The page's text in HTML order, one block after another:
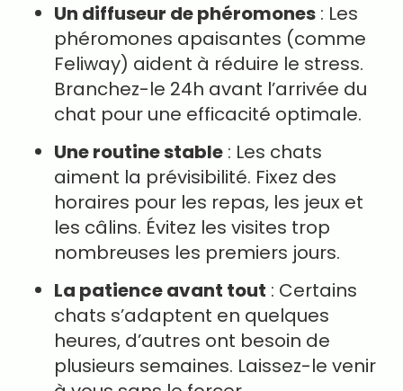
Un diffuseur de phéromones : Les
phéromones apaisantes (comme
Feliway) aident à réduire le stress.
Branchez-le 24h avant l’arrivée du
chat pour une efficacité optimale.
Une routine stable : Les chats
aiment la prévisibilité. Fixez des
horaires pour les repas, les jeux et
les câlins. Évitez les visites trop
nombreuses les premiers jours.
La patience avant tout : Certains
chats s’adaptent en quelques
heures, d’autres ont besoin de
plusieurs semaines. Laissez-le venir